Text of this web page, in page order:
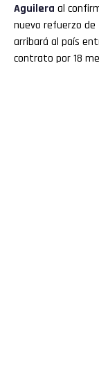
Aguilera al
nuevo refuerzo de
arribará al país
contrato por 18